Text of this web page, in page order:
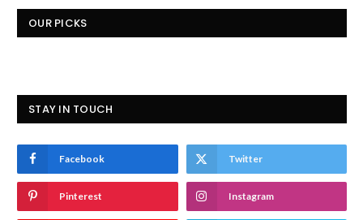
OUR PICKS
STAY IN TOUCH
Facebook Twitter
Pinterest Instagram